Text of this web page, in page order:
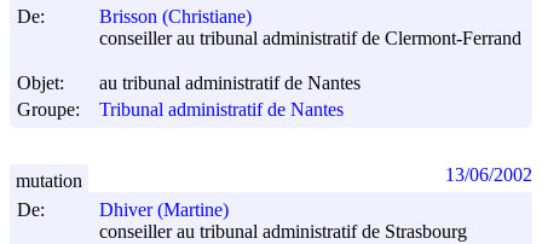
De:
Brisson (Christiane)
conseiller au tribunal administratif de Clermont-Ferrand
Objet:
au tribunal administratif de Nantes
Groupe:
Tribunal administratif de Nantes
De:
Dhiver (Martine)
conseiller au tribunal administratif de Strasbourg
mutation 13/06/2002